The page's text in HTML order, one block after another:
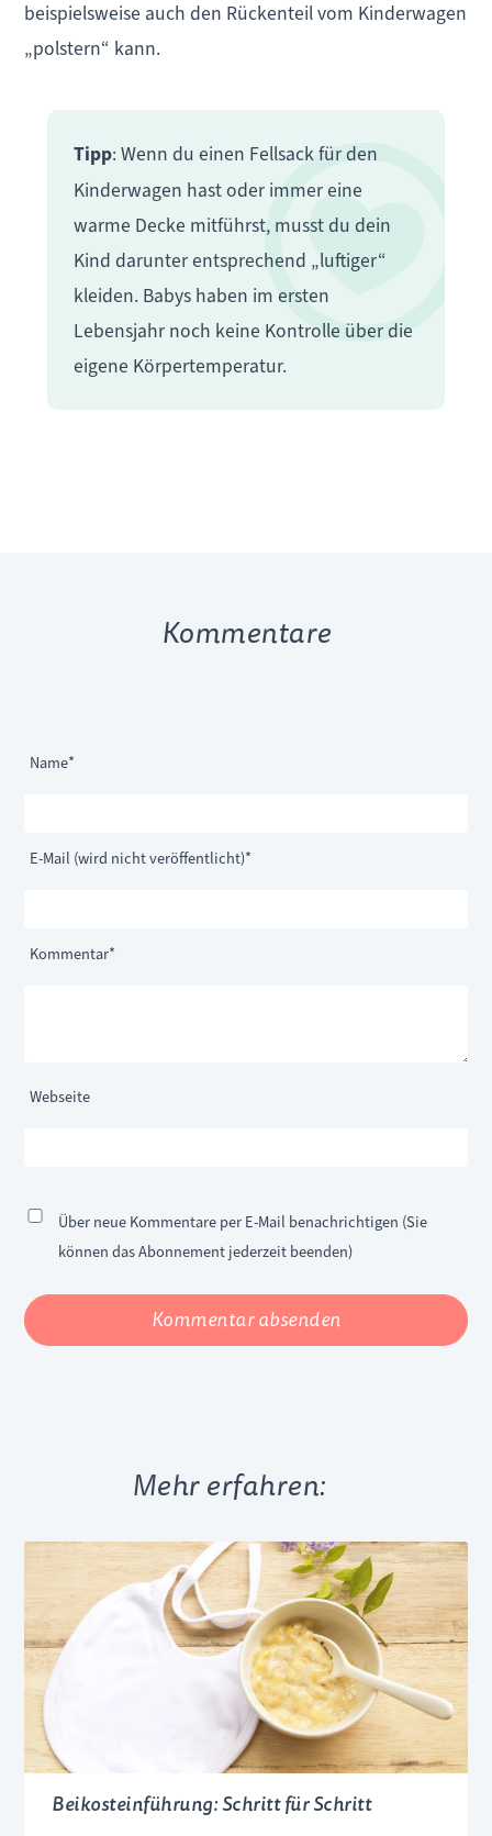
beispielsweise auch den Rückenteil vom Kinderwagen
„polstern“ kann.
Tipp: Wenn du einen Fellsack für den
Kinderwagen hast oder immer eine
warme Decke mitführst, musst du dein
Kind darunter entsprechend „luftiger“
kleiden. Babys haben im ersten
Lebensjahr noch keine Kontrolle über die
eigene Körpertemperatur.
Kommentare
Pflichtfeld
Name*
Pflichtfeld
E-Mail (wird nicht veröffentlicht)*
Webseite
Pflichtfeld
Kommentar*
Über neue Kommentare per E-Mail benachrichtigen (Sie
können das Abonnement jederzeit beenden)
Kommentar absenden
Mehr erfahren:
Beikosteinführung: Schritt für Schritt